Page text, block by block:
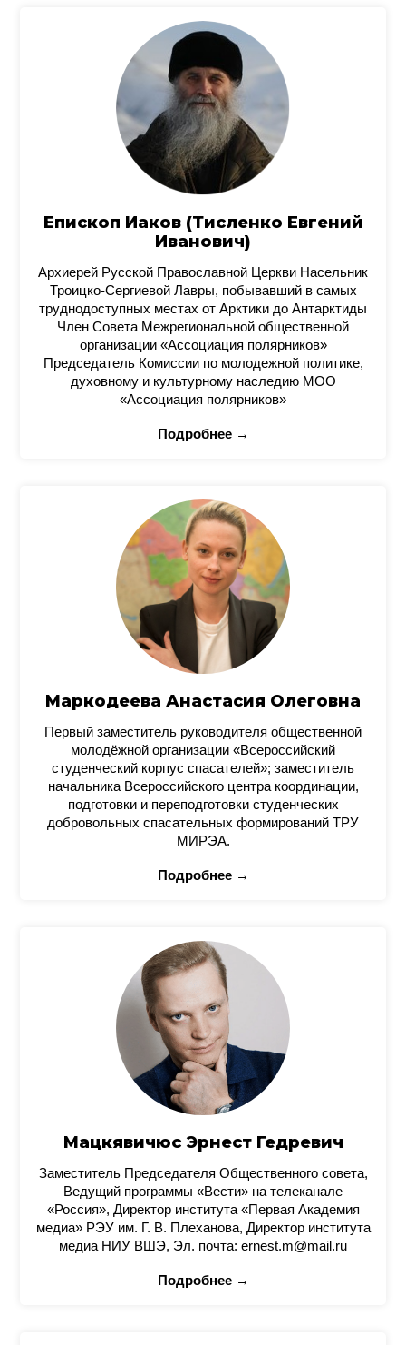
Епископ Иаков (Тисленко Евгений
Иванович)
Архиерей Русской Православной Церкви Насельник
Троицко-Сергиевой Лавры, побывавший в самых
труднодоступных местах от Арктики до Антарктиды
Член Совета Межрегиональной общественной
организации «Ассоциация полярников»
Председатель Комиссии по молодежной политике,
духовному и культурному наследию МОО
«Ассоциация полярников»
Подробнее →
Маркодеева Анастасия Олеговна
Первый заместитель руководителя общественной
молодёжной организации «Всероссийский
студенческий корпус спасателей»; заместитель
начальника Всероссийского центра координации,
подготовки и переподготовки студенческих
добровольных спасательных формирований ТРУ
МИРЭА.
Подробнее →
Мацкявичюс Эрнест Гедревич
Заместитель Председателя Общественного совета,
Ведущий программы «Вести» на телеканале
«Россия», Директор института «Первая Академия
медиа» РЭУ им. Г. В. Плеханова, Директор института
медиа НИУ ВШЭ, Эл. почта: ernest.m@mail.ru
Подробнее →